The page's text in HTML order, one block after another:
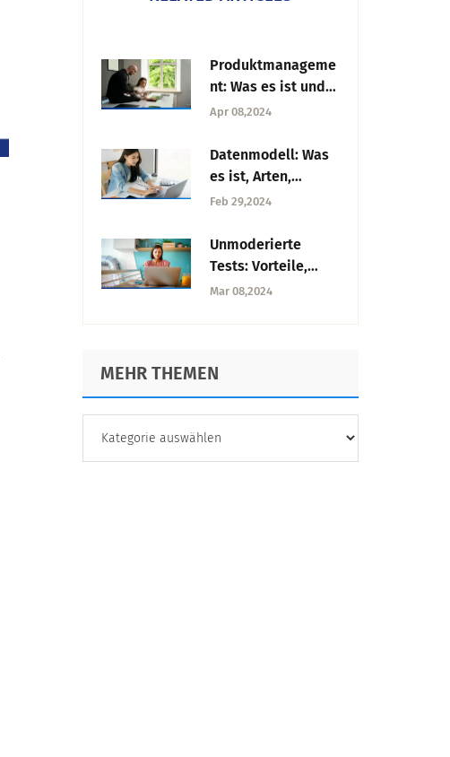
Produktmanageme
nt: Was es ist und
wie man es
Apr 08,2024
Datenmodell: Was
es ist, Arten,
Techniken und
Verfahren
Feb 29,2024
Unmoderierte
Tests: Vorteile,
Herausforderungen
Praktiken
Mar 08,2024
MEHR THEMEN
THEMEN